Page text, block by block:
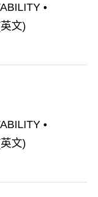
•
文)
•
文)